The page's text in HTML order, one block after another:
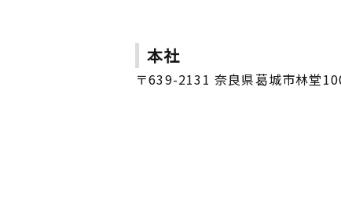
本社
〒639-2131 奈良県葛城市林堂